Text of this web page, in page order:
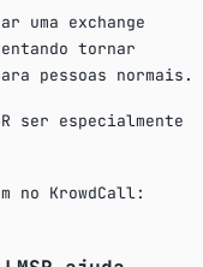
uma exchange
tornar
pessoas normais.
ser especialmente
no KrowdCall: